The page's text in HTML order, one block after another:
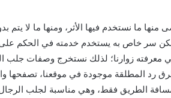
ما نستخدم فيها الأثر، ومنها ما لا يتم
سر خاص به يستخدم خدمته في الحكم على
في معرفته زوارنا؛ لذلك نستخرج وصفات
رد المطلقة موجودة في موقعنا، تصفحها
الطريق فقط، وهي مناسبة لجلب